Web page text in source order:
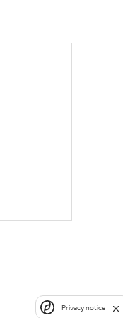
Privacy notice